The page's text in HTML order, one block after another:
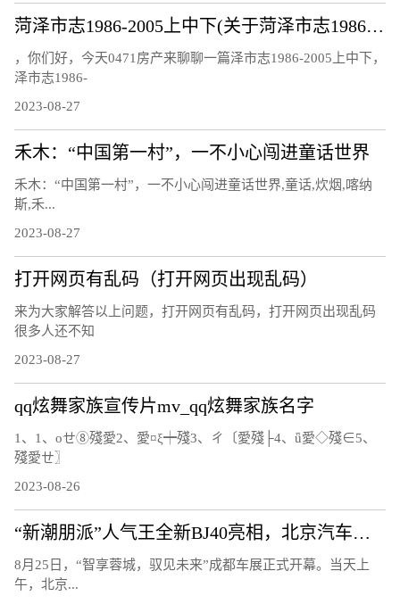
菏泽市志1986-2005上中下(关于菏泽市志1986-2005上中下简述)
，你们好，今天0471房产来聊聊一篇泽市志1986-2005上中下，
泽市志1986-
2023-08-27
禾木：“中国第一村”，一不小心闯进童话世界
禾木：“中国第一村”，一不小心闯进童话世界,童话,炊烟,喀纳
斯,禾...
2023-08-27
打开网页有乱码（打开网页出现乱码）
来为大家解答以上问题，打开网页有乱码，打开网页出现乱码
很多人还不知
2023-08-27
qq炫舞家族宣传片mv_qq炫舞家族名字
1、1、οせ⑧殘愛2、愛¤ξ┿殘3、ㄔ〔愛殘├4、ǖ愛◇殘∈5、
殘愛ㄝ〗
2023-08-26
“新潮朋派”人气王全新BJ40亮相，北京汽车开启全面焕新的第二篇章
8月25日，“智享蓉城，驭见未来”成都车展正式开幕。当天上
午，北京...